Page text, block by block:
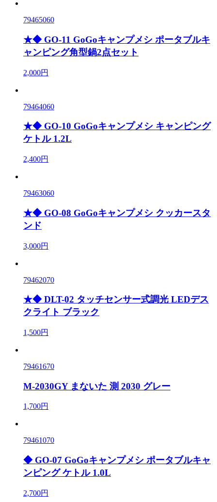
79465060
★◆ GO-11 GoGoキャンプメシ ポータブルキ
ャンピング角型鍋2点セット
2,000円
79464060
★◆ GO-10 GoGoキャンプメシ キャンピング
ケトル 1.2L
2,400円
79463060
★◆ GO-08 GoGoキャンプメシ クッカースタ
ンド
3,000円
79462070
★◆ DLT-02 タッチセンサー式調光 LEDデス
クライト ブラック
1,500円
79461670
M-2030GY まないた 測 2030 グレー
1,700円
79461070
◆ GO-07 GoGoキャンプメシ ポータブルキャ
ンピング ケトル 1.0L
2,700円